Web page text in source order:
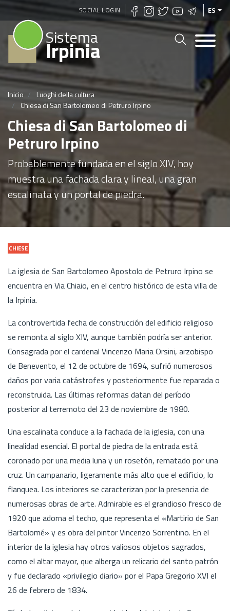
Pasar
al
contenido
SOCIAL LOGIN ES
Sistema
Irpinia
Inicio
Luoghi della cultura
Chiesa di San Bartolomeo di Petruro Irpino
Chiesa di San Bartolomeo di
Petruro Irpino
Probablemente fundada en el siglo XIV, hoy
muestra una fachada clara y lineal, una gran
escalinata y un portal de piedra.
CHIESE
La iglesia de San Bartolomeo Apostolo de Petruro Irpino se
encuentra en Via Chiaio, en el centro histórico de esta villa de
la Irpinia.
La controvertida fecha de construcción del edificio religioso
se remonta al siglo XIV, aunque también podría ser anterior.
Consagrada por el cardenal Vincenzo Maria Orsini, arzobispo
de Benevento, el 12 de octubre de 1694, sufrió numerosos
daños por varia catástrofes y posteriormente fue reparada o
reconstruida. Las últimas reformas datan del período
posterior al terremoto del 23 de noviembre de 1980.
Una escalinata conduce a la fachada de la iglesia, con una
linealidad esencial. El portal de piedra de la entrada está
coronado por una media luna y un rosetón, rematado por una
cruz. Un campanario, ligeramente más alto que el edificio, lo
flanquea. Los interiores se caracterizan por la presencia de
numerosas obras de arte. Admirable es el grandioso fresco de
1920 que adorna el techo, que representa el «Martirio de San
Bartolomé» y es obra del pintor Vincenzo Sorrentino. En el
interior de la iglesia hay otros valiosos objetos sagrados,
como el altar mayor, que alberga un relicario del santo patrón
y fue declarado «privilegio diario» por el Papa Gregorio XVI el
26 de febrero de 1834.